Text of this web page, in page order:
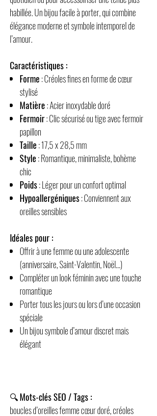
habillée. Un bijou facile à porter, qui combine
élégance moderne et symbole intemporel de
l’amour.
Caractéristiques :
Forme: Créoles fines en forme de cœur
stylisé
Matière: Acier inoxydable doré
Fermoir: Clic sécurisé ou tige avec fermoir
papillon
Taille: 17,5 x 28,5 mm
Style: Romantique, minimaliste, bohème
chic
Poids: Léger pour un confort optimal
Hypoallergéniques: Conviennent aux
oreilles sensibles
Idéales pour :
Offrir à une femme ou une adolescente
(anniversaire, Saint-Valentin, Noël…)
Compléter un look féminin avec une touche
romantique
Porter tous les jours ou lors d’une occasion
spéciale
Un bijou symbole d’amour discret mais
élégant
🔍Mots-clés SEO / Tags :
boucles d’oreilles femme cœur doré, créoles